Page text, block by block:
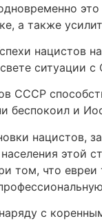
а также
нацистов
ситуации
СССР
беспокоил и
нацистов,
этой
том, что
с